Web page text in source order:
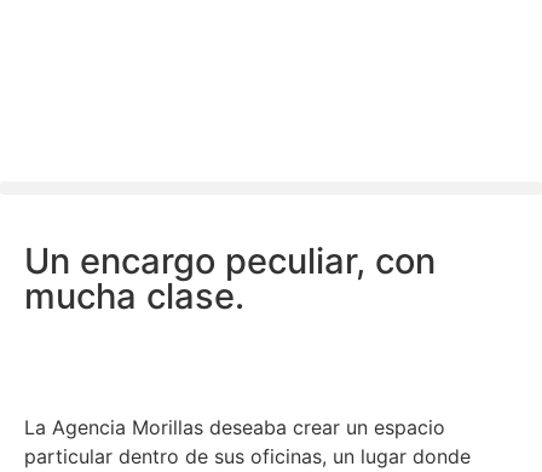
Agency.
Un encargo peculiar, con
mucha clase.
La Agencia Morillas deseaba crear un espacio
particular dentro de sus oficinas, un lugar donde